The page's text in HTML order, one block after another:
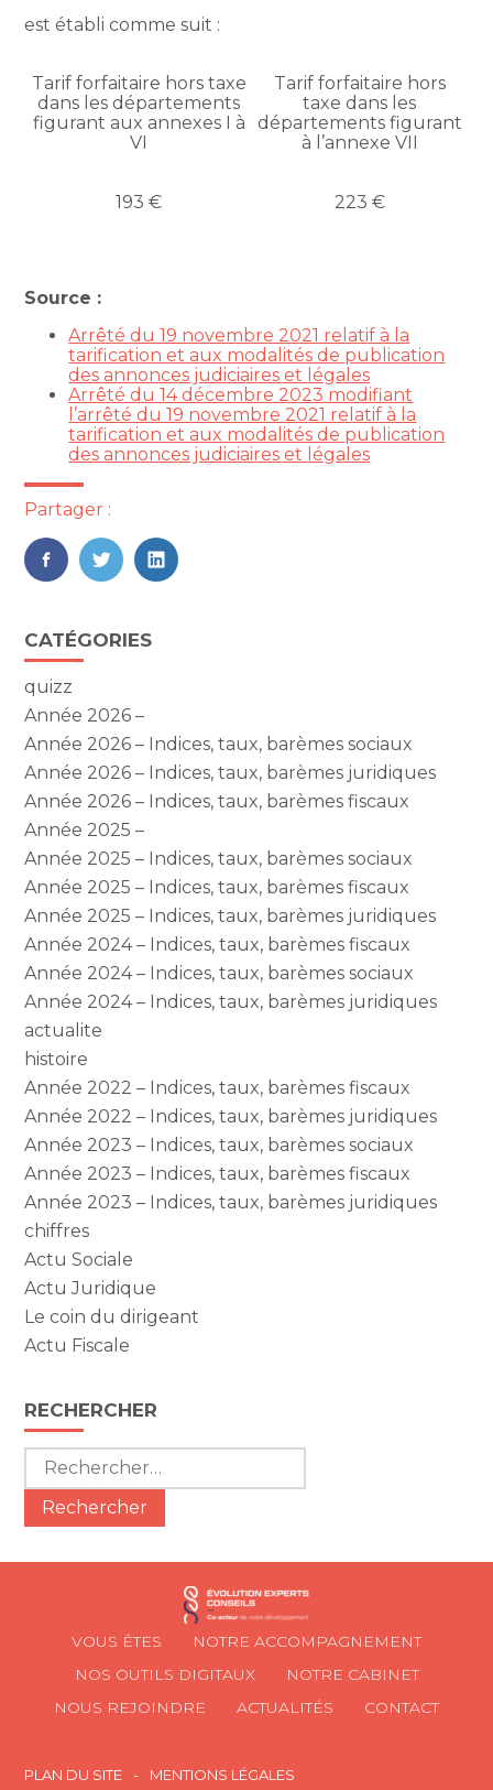
est établi comme suit :
Tarif forfaitaire hors taxe
dans les départements
figurant aux annexes I à
VI
Tarif forfaitaire hors
taxe dans les
départements figurant
à l’annexe VII
193 € 223 €
Source :
Arrêté du 19 novembre 2021 relatif à la
tarification et aux modalités de publication
des annonces judiciaires et légales
Arrêté du 14 décembre 2023 modifiant
l’arrêté du 19 novembre 2021 relatif à la
tarification et aux modalités de publication
des annonces judiciaires et légales
Partager :
FaceBook
TwitterLinkedIn
Blog
sidebar
CATÉGORIES
quizz
Année 2026 –
Année 2026 – Indices, taux, barèmes sociaux
Année 2026 – Indices, taux, barèmes juridiques
Année 2026 – Indices, taux, barèmes fiscaux
Année 2025 –
Année 2025 – Indices, taux, barèmes sociaux
Année 2025 – Indices, taux, barèmes fiscaux
Année 2025 – Indices, taux, barèmes juridiques
Année 2024 – Indices, taux, barèmes fiscaux
Année 2024 – Indices, taux, barèmes sociaux
Année 2024 – Indices, taux, barèmes juridiques
actualite
histoire
Année 2022 – Indices, taux, barèmes fiscaux
Année 2022 – Indices, taux, barèmes juridiques
Année 2023 – Indices, taux, barèmes sociaux
Année 2023 – Indices, taux, barèmes fiscaux
Année 2023 – Indices, taux, barèmes juridiques
chiffres
Actu Sociale
Actu Juridique
Le coin du dirigeant
Actu Fiscale
RECHERCHER
Rechercher :
FooterVOUS ÊTES
NOTRE ACCOMPAGNEMENT
NOS OUTILS DIGITAUX
NOTRE CABINET
NOUS REJOINDRE
ACTUALITÉS CONTACT
Footer
PLAN DU SITE MENTIONS LÉGALES